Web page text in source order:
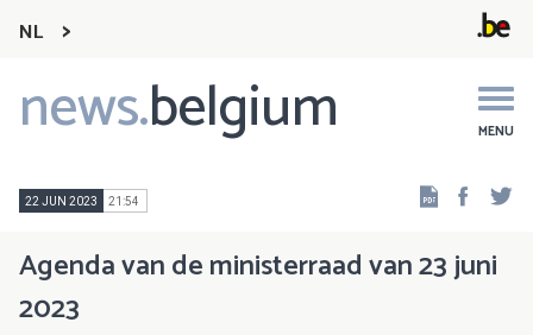
NL
news.belgium MENU
Main
navigation
22 JUN 2023 21:54
Agenda van de ministerraad van 23 juni
2023